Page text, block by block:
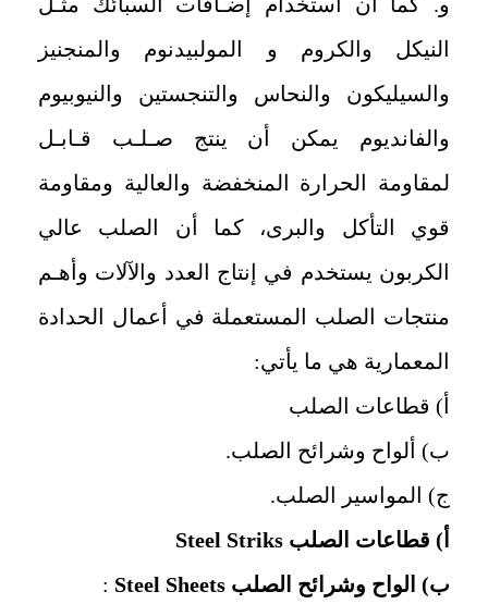
النيكل والكروم و المولبيدنوم والمنجنيز
والسيليكون والنحاس والتنجستين والنيوبيوم
والفانديوم يمكن أن ينتج صـلـب قـابـل
لمقاومة الحرارة المنخفضة والعالية ومقاومة
قوي التأكل والبرى، كما أن الصلب عالي
الكربون يستخدم في إنتاج العدد والآلات وأهـم
منتجات الصلب المستعملة في أعمال الحدادة
المعمارية هي ما يأتي:
أ) قطاعات الصلب
ب) ألواح وشرائح الصلب.
ج) المواسير الصلب.
أ) قطاعات الصلب Steel Striks
ب) الواح وشرائح الصلب Steel Sheets
: